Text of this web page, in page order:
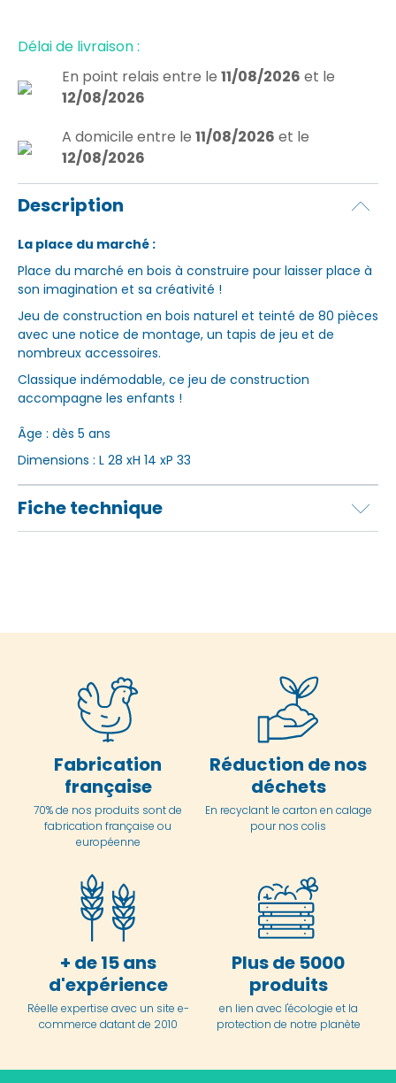
Délai de livraison :
En point relais entre le 11/08/2026 et le
12/08/2026
A domicile entre le 11/08/2026 et le
12/08/2026
Description
La place du marché :
Place du marché en bois à construire pour laisser place à
son imagination et sa créativité !
Jeu de construction en bois naturel et teinté de 80 pièces
avec une notice de montage, un tapis de jeu et de
nombreux accessoires.
Classique indémodable, ce jeu de construction
accompagne les enfants !
Âge : dès 5 ans
Dimensions : L 28 xH 14 xP 33
Fiche technique
Fabrication
française
70% de nos produits sont de
fabrication française ou
européenne
Réduction de nos
déchets
En recyclant le carton en calage
pour nos colis
+ de 15 ans
d'expérience
Réelle expertise avec un site e-
commerce datant de 2010
Plus de 5000
produits
en lien avec l'écologie et la
protection de notre planète